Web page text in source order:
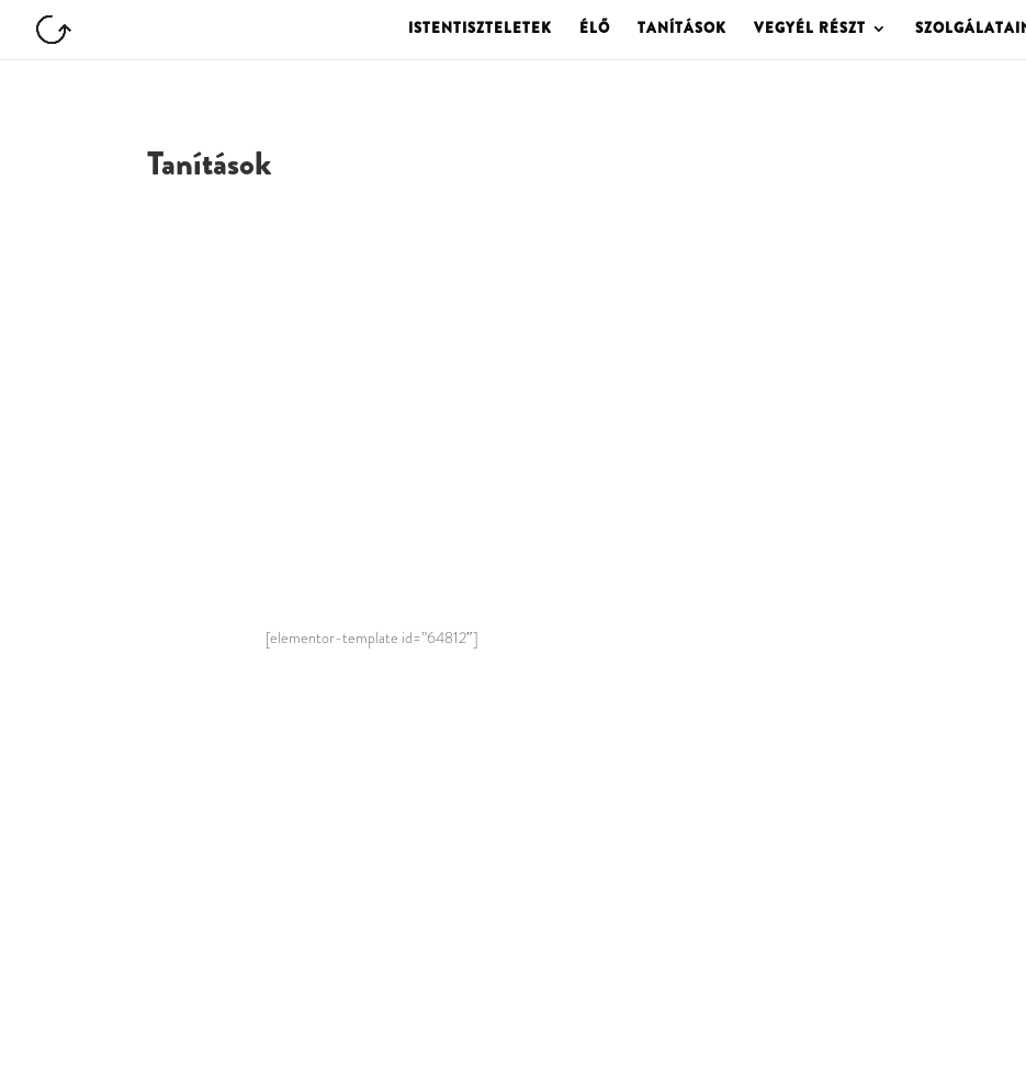
ISTENTISZTELETEK ÉLŐ TANÍTÁSOK VEGYÉL RÉSZT
Tanítások
[elementor-template id=”64812″]